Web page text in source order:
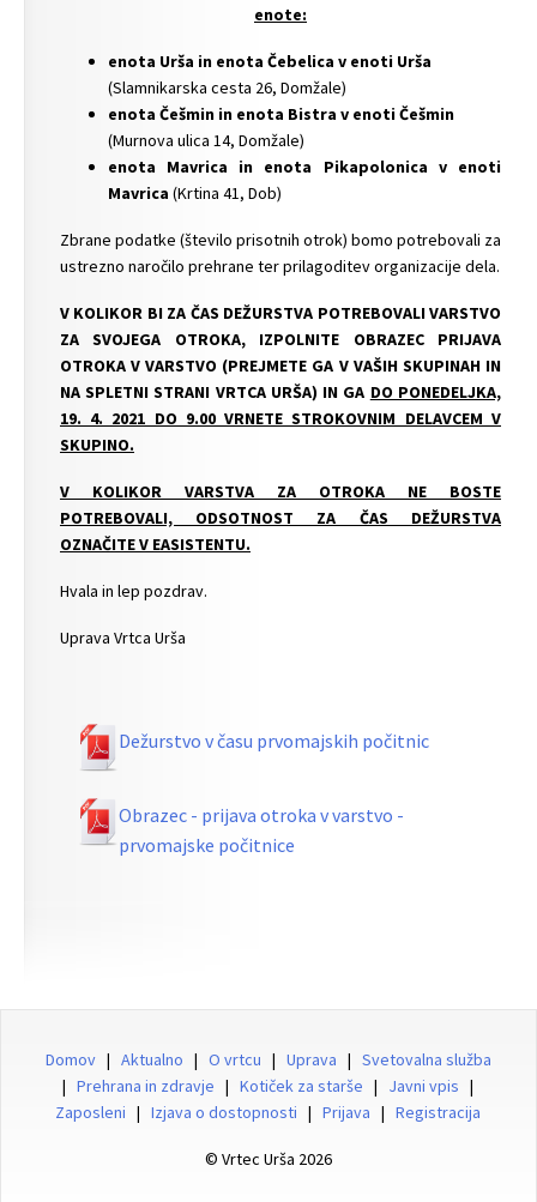
enote:
enota Urša in enota Čebelica v enoti Urša
(Slamnikarska cesta 26, Domžale)
enota Češmin in enota Bistra v enoti Češmin
(Murnova ulica 14, Domžale)
enota Mavrica in enota Pikapolonica v enoti
Mavrica (Krtina 41, Dob)
Zbrane podatke (število prisotnih otrok) bomo potrebovali za
ustrezno naročilo prehrane ter prilagoditev organizacije dela.
V KOLIKOR BI ZA ČAS DEŽURSTVA POTREBOVALI VARSTVO
ZA SVOJEGA OTROKA, IZPOLNITE OBRAZEC PRIJAVA
OTROKA V VARSTVO (PREJMETE GA V VAŠIH SKUPINAH IN
NA SPLETNI STRANI VRTCA URŠA) IN GA DO PONEDELJKA,
19. 4. 2021 DO 9.00 VRNETE STROKOVNIM DELAVCEM V
SKUPINO.
V KOLIKOR VARSTVA ZA OTROKA NE BOSTE
POTREBOVALI, ODSOTNOST ZA ČAS DEŽURSTVA
OZNAČITE V EASISTENTU.
Hvala in lep pozdrav.
Uprava Vrtca Urša
Dežurstvo v času prvomajskih počitnic
Obrazec - prijava otroka v varstvo -
prvomajske počitnice
Domov | Aktualno | O vrtcu | Uprava | Svetovalna služba
|Prehrana in zdravje |Kotiček za starše | Javni vpis |
Zaposleni |Izjava o dostopnosti |Prijava |Registracija
© Vrtec Urša 2026